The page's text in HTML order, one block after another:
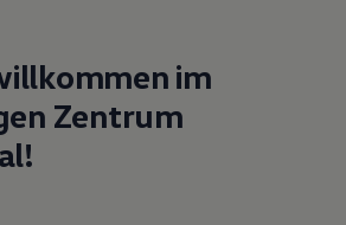
und Unfallhilfe
Service
Teile
Zubehör
im
Zentrum